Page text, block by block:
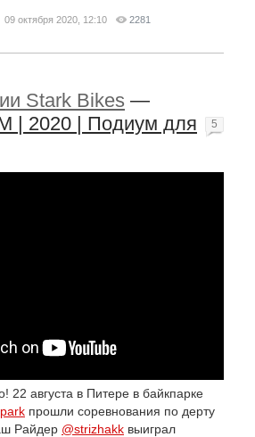
09 октября 2020, 12:10 2281
Stark Bikes —
| 2020 | Подиум для
22 августа в Питере в байкпарке
прошли соревнования по дерту
Райдер @strizhakk выиграл
5